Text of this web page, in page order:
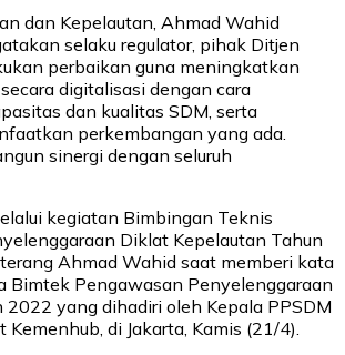
dan Kepelautan, Ahmad Wahid
selaku regulator, pihak Ditjen
perbaikan guna meningkatkan
digitalisasi dengan cara
dan kualitas SDM, serta
perkembangan yang ada.
sinergi dengan seluruh
kegiatan Bimbingan Teknis
Diklat Kepelautan Tahun
Ahmad Wahid saat memberi kata
Bimtek Pengawasan Penyelenggaraan
2022 yang dihadiri oleh Kepala PPSDM
Kemenhub, di Jakarta, Kamis (21/4).